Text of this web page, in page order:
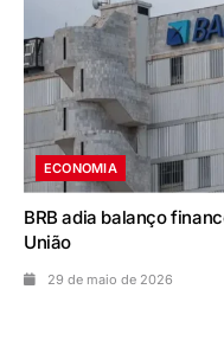
ECONOMIA
BRB adia balanço
União
29 de maio de 2026